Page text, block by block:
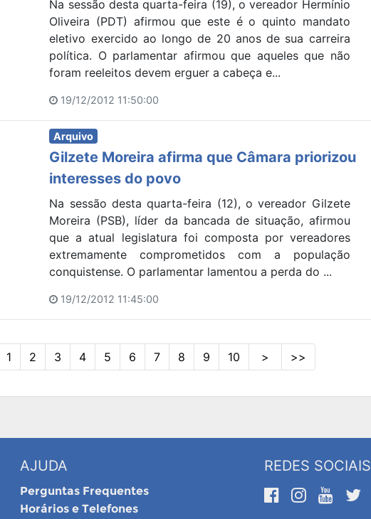
Na sessão desta quarta-feira (19), o vereador Hermínio
Oliveira (PDT) afirmou que este é o quinto mandato
eletivo exercido ao longo de 20 anos de sua carreira
política. O parlamentar afirmou que aqueles que não
foram reeleitos devem erguer a cabeça e...
19/12/2012 11:50:00
Arquivo
Gilzete Moreira afirma que Câmara priorizou
interesses do povo
Na sessão desta quarta-feira (12), o vereador Gilzete
Moreira (PSB), líder da bancada de situação, afirmou
que a atual legislatura foi composta por vereadores
extremamente comprometidos com a população
conquistense. O parlamentar lamentou a perda do ...
19/12/2012 11:45:00
1 2 3 4 5 6 7 8 9 10 > >>
AJUDA
Perguntas Frequentes
Horários e Telefones
REDES SOCIAIS